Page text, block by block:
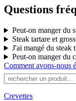
Questions
Peut-on manger du
Steak tartare et
J'ai mangé du steak
Peut-on manger du
Comment avons-nous
Crevettes